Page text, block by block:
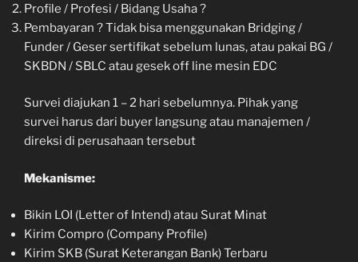
Profile / Profesi / Bidang Usaha ?
Pembayaran ? Tidak bisa menggunakan Bridging /
Funder / Geser sertifikat sebelum lunas, atau pakai BG /
SKBDN / SBLC atau gesek off line mesin EDC
Survei diajukan 1 – 2 hari sebelumnya. Pihak yang
survei harus dari buyer langsung atau manajemen /
direksi di perusahaan tersebut
Mekanisme:
Bikin LOI (Letter of Intend) atau Surat Minat
Kirim Compro (Company Profile)
Kirim SKB (Surat Keterangan Bank) Terbaru